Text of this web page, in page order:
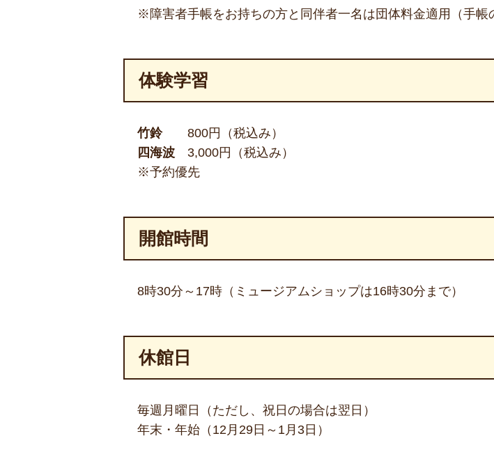
※障害者手帳をお持ちの方と同伴者一名は団体料金適用（手帳
体験学習
竹鈴
800円（税込み）
四海波
3,000円（税込み）
※予約優先
開館時間
8時30分～17時（ミュージアムショップは16時30分まで）
休館日
毎週月曜日（ただし、祝日の場合は翌日）
年末・年始（12月29日～1月3日）